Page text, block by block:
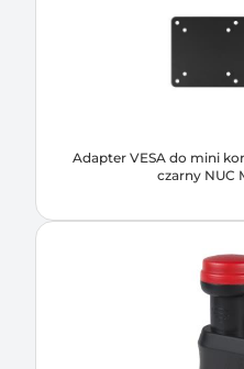
Adapter VESA do mini
czarny NUC